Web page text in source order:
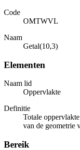
Code
OMTWVL
Naam
Getal(10,3)
Elementen
Naam lid
Oppervlakte
Definitie
Totale
van de geometrie
Bereik